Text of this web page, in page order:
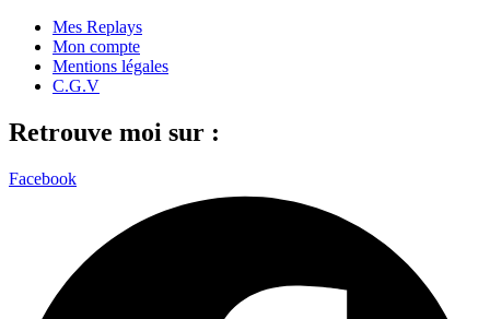
Mes Replays
Mon compte
Mentions légales
C.G.V
Retrouve moi sur :
Facebook